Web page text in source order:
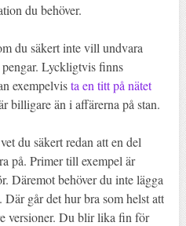
du behöver.
du säkert inte vill undvara
Lyckligtvis finns
exempelvista en titt på nätet
billigare än i affärerna på stan.
du säkert redan att en del
på. Primer till exempel är
Däremot behöver du inte lägga
går det hur bra som helst att
versioner. Du blir lika fin för